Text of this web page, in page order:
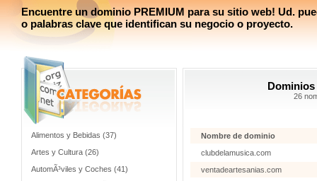
Encuentre un dominio PREMIUM para su sitio web! Ud.
o palabras clave que identifican su negocio o proyecto.
Alimentos y Bebidas (37)
Artes y Cultura (26)
AutomÃ³viles y Coches (41)
26
Nombre de dominio
clubdelamusica.com
ventadeartesanias.com